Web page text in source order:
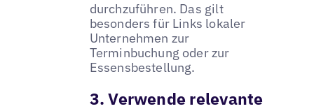
durchzuführen. Das gilt
besonders für Links lokaler
Unternehmen zur
Terminbuchung oder zur
Essensbestellung.
3. Verwende relevante